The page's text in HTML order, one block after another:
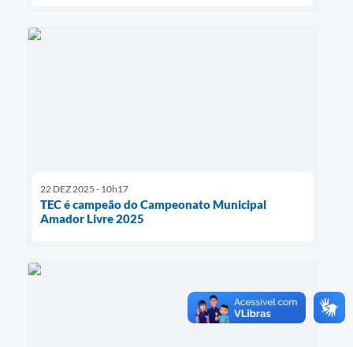
22 DEZ 2025 - 10h17
TEC é campeão do Campeonato Municipal
Amador Livre 2025